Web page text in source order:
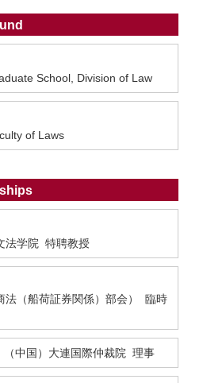
School, Division of Law
of Laws
法学院 特聘教授
法（船荷証券関係）部会） 臨時
（中国）大連国際仲裁院 理事